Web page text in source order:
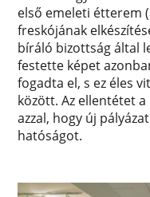
első emeleti étterem
freskójának
bíráló bizottság által
festette képet
fogadta el, s ez éles
között. Az ellentétet
azzal, hogy új
hatóságot.